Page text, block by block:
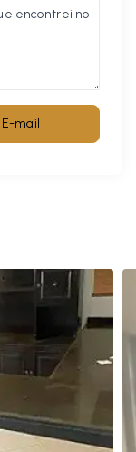
E-mail